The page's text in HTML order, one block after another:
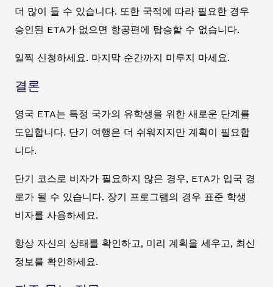
더 많이 들 수 있습니다. 또한 국적에 따라 필요한 경우
승인된 ETA가 없으면 항공편에 탑승할 수 없습니다.
일찍 신청하세요. 마지막 순간까지 미루지 마세요.
결론
영국 ETA는 특정 국가의 유학생을 위한 새로운 단계를
도입합니다. 단기 여행은 더 쉬워지지만 계획이 필요합
니다.
단기 코스로 비자가 필요하지 않은 경우, ETA가 입국 경
로가 될 수 있습니다. 장기 프로그램의 경우 표준 학생
비자를 사용하세요.
항상 자신의 상태를 확인하고, 미리 계획을 세우고, 최신
정보를 확인하세요.